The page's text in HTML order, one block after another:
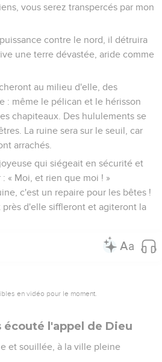
vous serez transpercés par mon
contre le nord, il détruira
une terre dévastée, aride comme
au milieu d'elle, des
: même le pélican et le hérisson
chapiteaux. Des hululements se
La ruine sera sur le seuil, car
arrachés.
qui siégeait en sécurité et
« Moi, et rien que moi ! »
c'est un repaire pour les bêtes !
près d'elle siffleront et agiteront la
en vidéo pour le moment.
écouté l'appel de Dieu
et souillée, à la ville pleine